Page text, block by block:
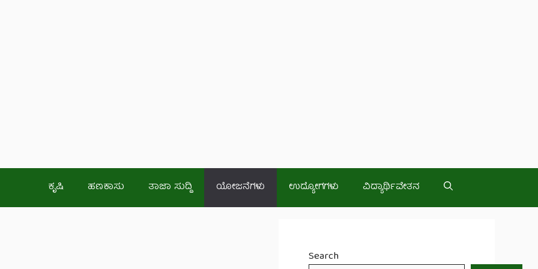
ಕೃಷಿ ಹಣಕಾಸು ತಾಜಾ ಸುದ್ದಿ ಯೋಜನೆಗಳು ಉದ್ಯೋಗಗಳು ವಿದ್ಯಾರ್ಥಿವೇತನ
Search